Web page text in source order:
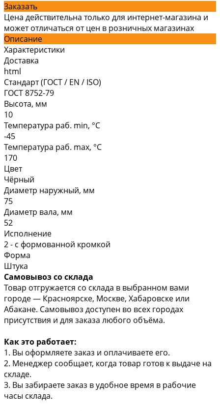
Заказать
Цена действительна только для интернет-магазина и
может отличаться от цен в розничных магазинах
Описание
Характеристики
Доставка
html
Стандарт (ГОСТ / EN / ISO)
ГОСТ 8752-79
Высота, мм
10
Температура раб. min, °C
-45
Температура раб. max, °C
170
Цвет
Чёрный
Диаметр наружный, мм
75
Диаметр вала, мм
52
Исполнение
2 - с формованной кромкой
Форма
Штука
Самовывоз со склада
Товар отгружается со склада в выбранном вами
городе — Красноярске, Москве, Хабаровске или
Абакане. Самовывоз доступен во всех городах
присутствия и для заказа любого объёма.
Как это работает:
1. Вы оформляете заказ и оплачиваете его.
2. Менеджер сообщает, когда товар готов к выдаче на
складе.
3. Вы забираете заказ в удобное время в рабочие
часы склада.